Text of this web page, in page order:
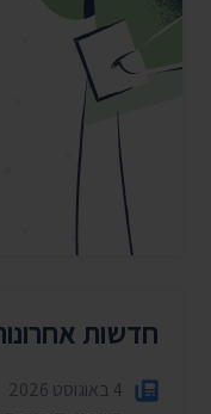
חדשות
4 באוגוסט 2026